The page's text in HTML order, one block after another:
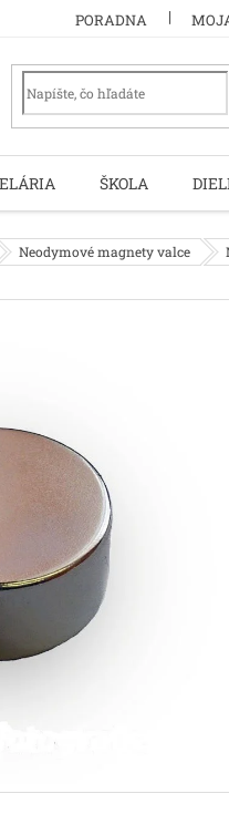
PORADNA
ŠKOLA
Neodymové magnety valce